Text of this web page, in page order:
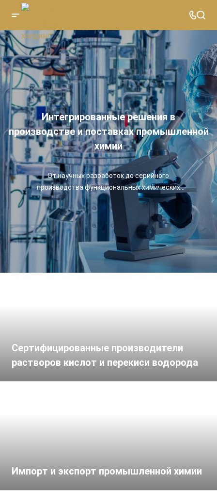
Интегрированные решения в
производстве и поставках промышленной
химии
От научных разработок до серийного
производства функциональных химических
материалов для промышленности,
строительства, топливного и кожевенного
сектора
Сертифицированные производители
растворов кислот и перекиси водорода
Импорт и экспорт промышленной химии